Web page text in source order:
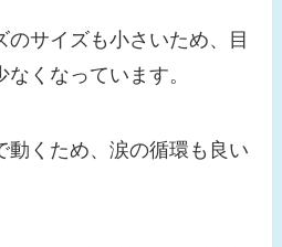
のサイズも小さいため、目
くなっています。
動くため、涙の循環も良い